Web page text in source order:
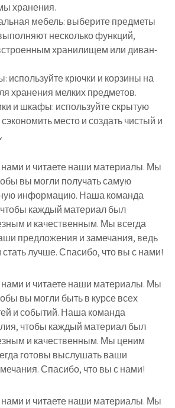
хранения.
мебель: выберите предметы
несколько функций,
хранилищем или диван-
используйте крючки и корзины на
хранения мелких предметов.
и шкафы: используйте скрытую
место и создать чистый и
и читаете наши материалы. Мы
вы могли получать самую
информацию. Наша команда
чтобы каждый материал был
и качественным. Мы всегда
предложения и замечания, ведь
лучше. Спасибо, что вы с нами!
и читаете наши материалы. Мы
вы могли быть в курсе всех
и событий. Наша команда
чтобы каждый материал был
и качественным. Мы ценим
готовы выслушать ваши
Спасибо, что вы с нами!
и читаете наши материалы. Мы